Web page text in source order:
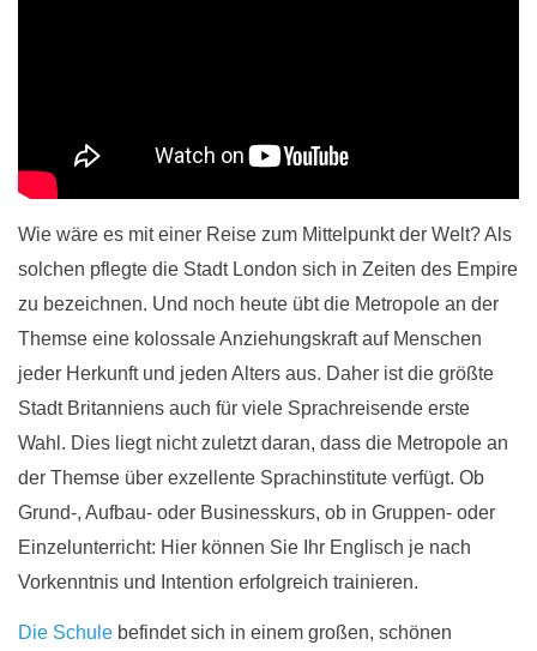
Wie wäre es mit einer Reise zum Mittelpunkt der Welt? Als
solchen pflegte die Stadt London sich in Zeiten des Empire
zu bezeichnen. Und noch heute übt die Metropole an der
Themse eine kolossale Anziehungskraft auf Menschen
jeder Herkunft und jeden Alters aus. Daher ist die größte
Stadt Britanniens auch für viele Sprachreisende erste
Wahl. Dies liegt nicht zuletzt daran, dass die Metropole an
der Themse über exzellente Sprachinstitute verfügt. Ob
Grund-, Aufbau- oder Businesskurs, ob in Gruppen- oder
Einzelunterricht: Hier können Sie Ihr Englisch je nach
Vorkenntnis und Intention erfolgreich trainieren.
Die Schule befindet sich in einem großen, schönen